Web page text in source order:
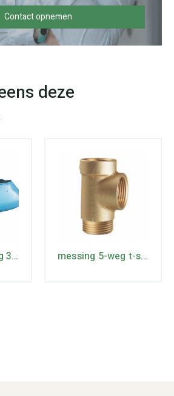
Contact opnemen
mobile waterbag 30m3 messing 5-weg t-stuk